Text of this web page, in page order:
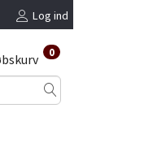
Log ind
0